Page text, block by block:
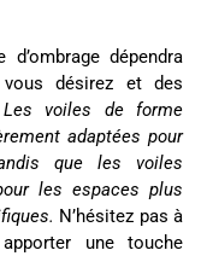
dépendra
vous désirez et des
Les voiles de forme
adaptées pour
que les voiles
les espaces plus
N’hésitez pas à
une touche